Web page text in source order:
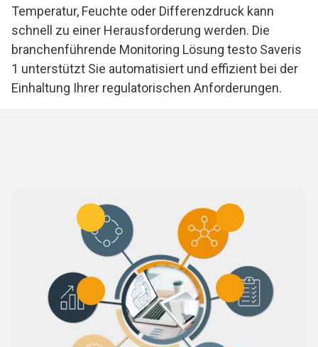
Temperatur, Feuchte oder Differenzdruck kann
schnell zu einer Herausforderung werden. Die
branchenführende Monitoring Lösung testo Saveris
1 unterstützt Sie automatisiert und effizient bei der
Einhaltung Ihrer regulatorischen Anforderungen.